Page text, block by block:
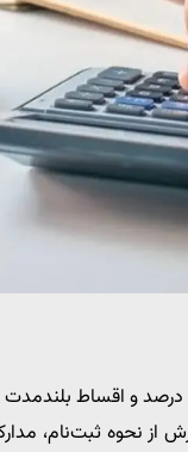
نحوه ثبت‌نام،